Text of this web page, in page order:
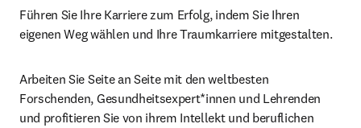
Führen Sie Ihre Karriere zum Erfolg, indem Sie Ihren
eigenen Weg wählen und Ihre Traumkarriere mitgestalten.
Arbeiten Sie Seite an Seite mit den weltbesten
Forschenden, Gesundheitsexpert*innen und Lehrenden
und profitieren Sie von ihrem Intellekt und beruflichen